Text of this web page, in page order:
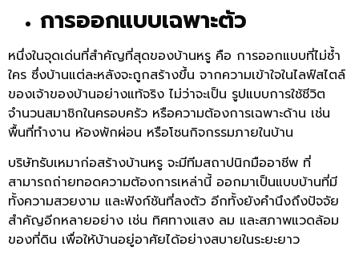
การออกแบบเฉพาะตัว
หนึ่งในจุดเด่นที่สำคัญที่สุดของบ้านหรู คือ การออกแบบที่ไม่ซ้ำ
ใคร ซึ่งบ้านแต่ละหลังจะถูกสร้างขึ้น จากความเข้าใจในไลฟ์สไตล์
ของเจ้าของบ้านอย่างแท้จริง ไม่ว่าจะเป็น รูปแบบการใช้ชีวิต
จำนวนสมาชิกในครอบครัว หรือความต้องการเฉพาะด้าน เช่น
พื้นที่ทำงาน ห้องพักผ่อน หรือโซนกิจกรรมภายในบ้าน
บริษัทรับเหมาก่อสร้างบ้านหรู จะมีทีมสถาปนิกมืออาชีพ ที่
สามารถถ่ายทอดความต้องการเหล่านี้ ออกมาเป็นแบบบ้านที่มี
ทั้งความสวยงาม และฟังก์ชันที่ลงตัว อีกทั้งยังคำนึงถึงปัจจัย
สำคัญอีกหลายอย่าง เช่น ทิศทางแสง ลม และสภาพแวดล้อม
ของที่ดิน เพื่อให้บ้านอยู่อาศัยได้อย่างสบายในระยะยาว